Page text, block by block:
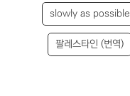
slowly as possible
팔레스타인 (번역)